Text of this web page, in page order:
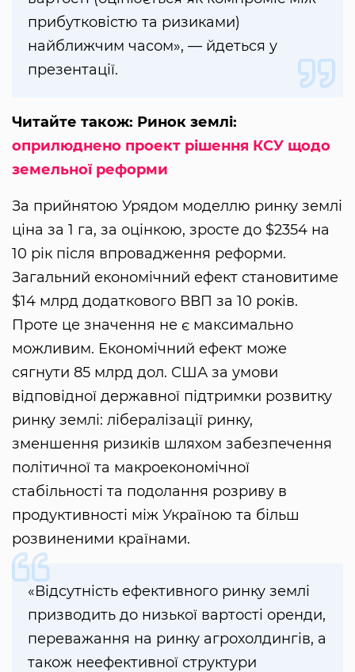
прибутковістю та ризиками)
найближчим часом», — йдеться у
презентації.
Читайте також: Ринок землі:
оприлюднено проект рішення КСУ щодо
земельної реформи
За прийнятою Урядом моделлю ринку землі
ціна за 1 га, за оцінкою, зросте до $2354 на
10 рік після впровадження реформи.
Загальний економічний ефект становитиме
$14 млрд додаткового ВВП за 10 років.
Проте це значення не є максимально
можливим. Економічний ефект може
сягнути 85 млрд дол. США за умови
відповідної державної підтримки розвитку
ринку землі: лібералізації ринку,
зменшення ризиків шляхом забезпечення
політичної та макроекономічної
стабільності та подолання розриву в
продуктивності між Україною та більш
розвиненими країнами.
«Відсутність ефективного ринку землі
призводить до низької вартості оренди,
переважання на ринку агрохолдингів, а
також неефективної структури